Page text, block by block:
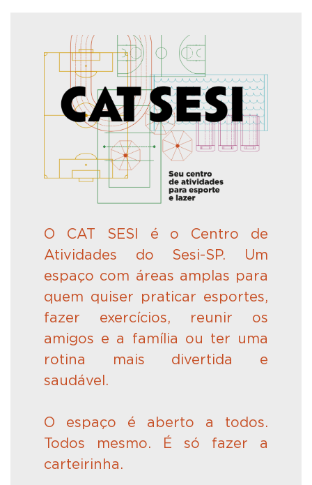
O CAT SESI é o Centro de
Atividades do Sesi-SP. Um
espaço com áreas amplas para
quem quiser praticar esportes,
fazer exercícios, reunir os
amigos e a família ou ter uma
rotina mais divertida e
saudável.
O espaço é aberto a todos.
Todos mesmo. É só fazer a
carteirinha.